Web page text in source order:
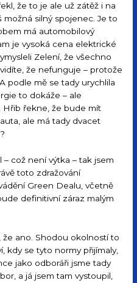
že to je ale už zátěž i na
silný spojenec. Je to
má automobilový
je vysoká cena elektrické
Zelení, že všechno
že nefunguje – protože
podle mě se tady urychlila
to dokáže – ale
Hřib řekne, že bude mít
ale má tady dvacet
– což není výtka – tak jsem
toto zdražování
Green Dealu, včetně
definitivní záraz malým
že ano. Shodou okolností to
kdy se tyto normy přijímaly,
jako odboráři jsme tady
a já jsem tam vystoupil,